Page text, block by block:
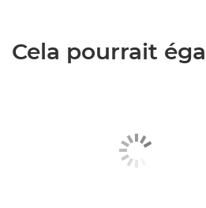
Cela pourrait